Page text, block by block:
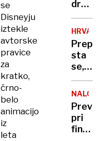
se
Disneyju
iztekle
avtorske
pravice
za
kratko,
črno-
belo
animacijo
iz
leta
živijo
ljudje
z
IQ in
kje
smo
sta
se,
kdo
je bil
dlje
v
nato
pri